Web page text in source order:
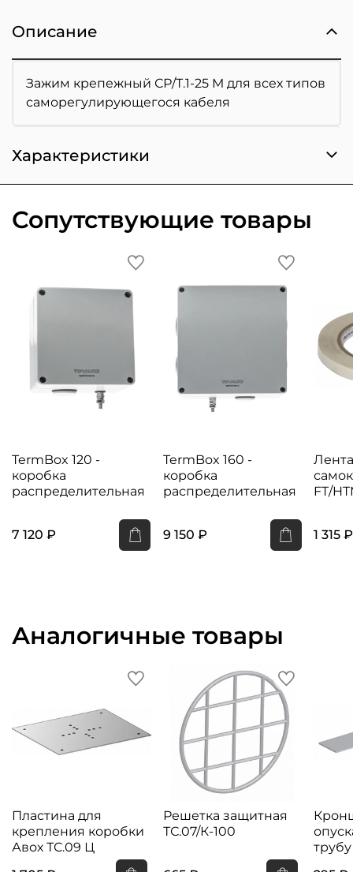
Описание
Зажим крепежный СР/Т.1-25 М для всех типов
саморегулирующегося кабеля
Характеристики
Сопутствующие товары
TermBox 120 -
коробка
распределительная
7 120 ₽
TermBox 160 -
коробка
распределительная
9 150 ₽
FT/
1 315 ₽
Аналогичные товары
Пластина для
крепления коробки
Авох ТС.09 Ц
Решетка защитная
ТС.07/К-100